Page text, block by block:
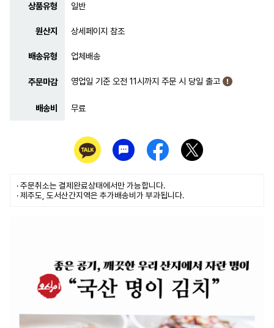
상품유형 일반
원산지 상세페이지 참조
배송유형 업체배송
주문마감 영업일 기준 오전 11시까지 주문 시 당일 출고
배송비 무료
· 주문취소는 결제완료상태에서만 가능합니다.
· 제주도, 도서산간지역은 추가배송비가 부과됩니다.